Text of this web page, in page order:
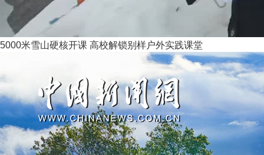
5000米雪山硬核开课 高校解锁别样户外实践课堂